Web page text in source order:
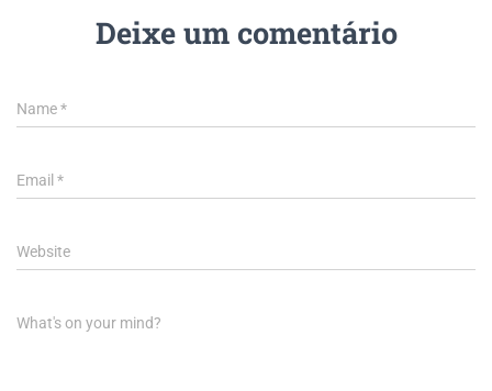
Deixe um comentário
Name*
Email *
Website
What's on your mind?